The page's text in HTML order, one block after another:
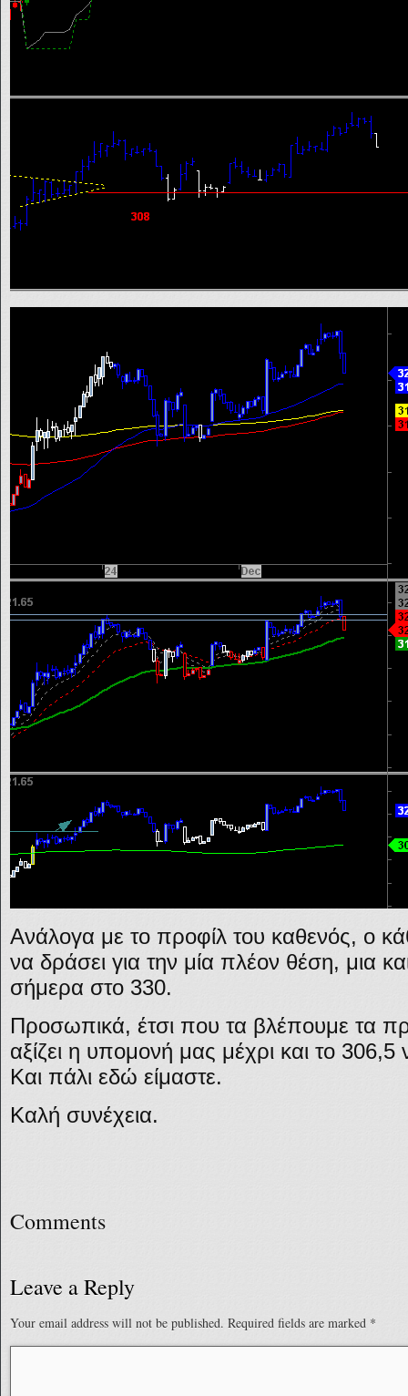
Ανάλογα με το προφίλ του καθενός, ο
να δράσει για την μία πλέον θέση, μια
σήμερα στο 330.
Προσωπικά, έτσι που τα βλέπουμε τα
αξίζει η υπομονή μας μέχρι και το
Και πάλι εδώ είμαστε.
Καλή συνέχεια.
Comments
Leave a Reply
Your email address will not be published. Required fields are marked *